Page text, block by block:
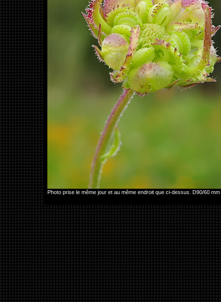
Photo prise le même jour et au même endroit que ci-dessus. D90/60